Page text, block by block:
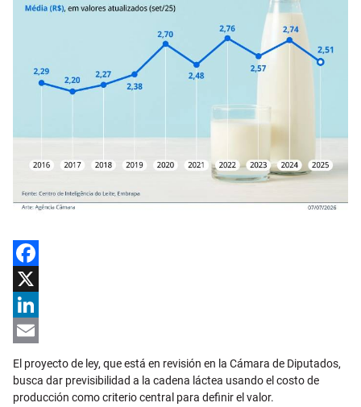
Facebook
X
LinkedIn
Email
El proyecto de ley, que está en revisión en la Cámara de Diputados,
busca dar previsibilidad a la cadena láctea usando el costo de
producción como criterio central para definir el valor.